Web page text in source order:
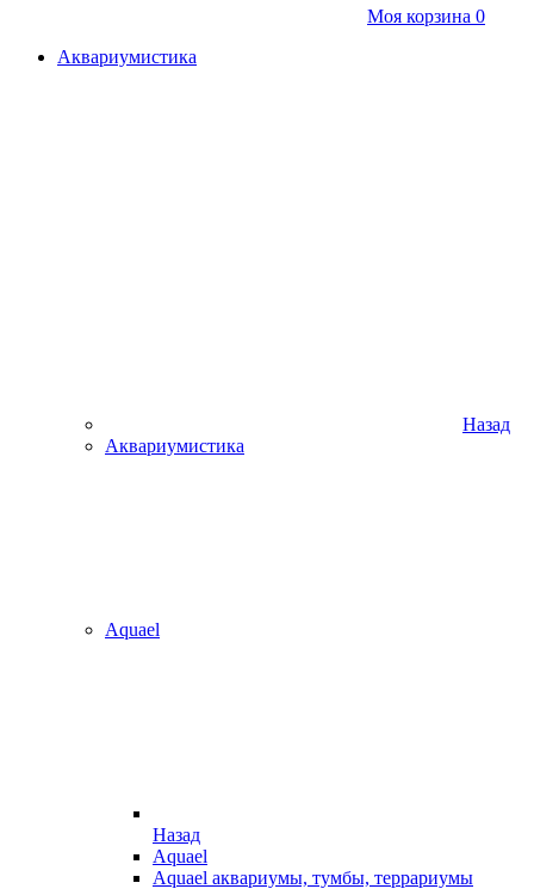
Моя корзина 0
Аквариумистика
Назад
Аквариумистика
Aquael
Назад
Aquael
Aquael аквариумы, тумбы, террариумы